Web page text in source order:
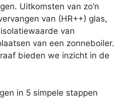
Uitkomsten van zo’n
van (HR++) glas,
van
van een zonneboiler.
bieden we inzicht in de
in 5 simpele stappen